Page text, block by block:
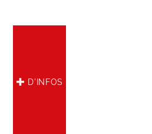
D’INFOS